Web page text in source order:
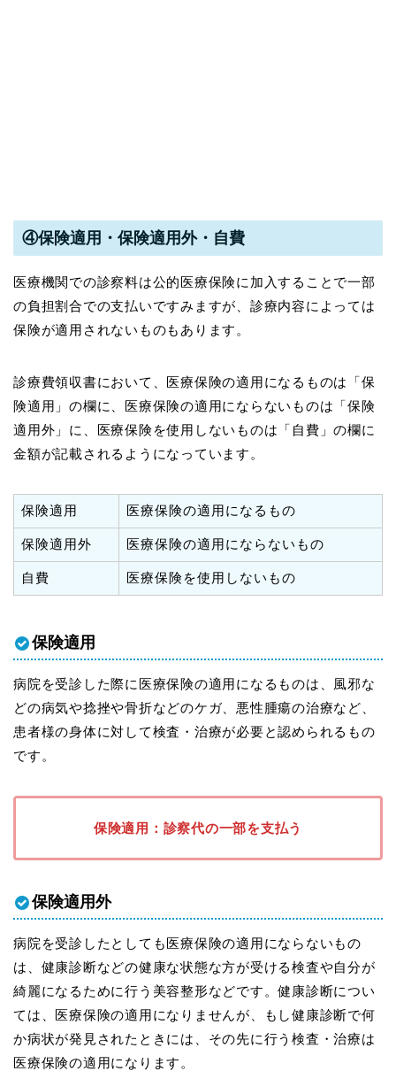
④保険適用・保険適用外・自費
医療機関での診察料は公的医療保険に加入することで一部
の負担割合での支払いですみますが、診療内容によっては
保険が適用されないものもあります。
診療費領収書において、医療保険の適用になるものは「保
険適用」の欄に、医療保険の適用にならないものは「保険
適用外」に、医療保険を使用しないものは「自費」の欄に
金額が記載されるようになっています。
保険適用 医療保険の適用になるもの
保険適用外 医療保険の適用にならないもの
自費 医療保険を使用しないもの
保険適用
病院を受診した際に医療保険の適用になるものは、風邪な
どの病気や捻挫や骨折などのケガ、悪性腫瘍の治療など、
患者様の身体に対して検査・治療が必要と認められるもの
です。
保険適用：診察代の一部を支払う
保険適用外
病院を受診したとしても医療保険の適用にならないもの
は、健康診断などの健康な状態な方が受ける検査や自分が
綺麗になるために行う美容整形などです。健康診断につい
ては、医療保険の適用になりませんが、もし健康診断で何
か病状が発見されたときには、その先に行う検査・治療は
医療保険の適用になります。